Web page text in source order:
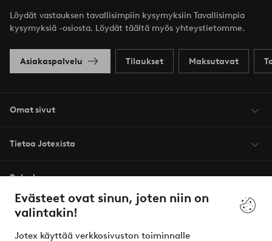
Evästeet ovat sinun, joten niin on
valintakin!
Jotex käyttää verkkosivuston toiminnalle
Löydät vastauksen tavallisimpiin kysymyksiin Tavallisimpia
kysymyksiä -osiosta. Löydät täältä myös yhteystietomme.
Asiakaspalvelu Tilaukset Maksutavat
Omat sivut
Tietoa Jotexista
Palvelumme
Ehdot